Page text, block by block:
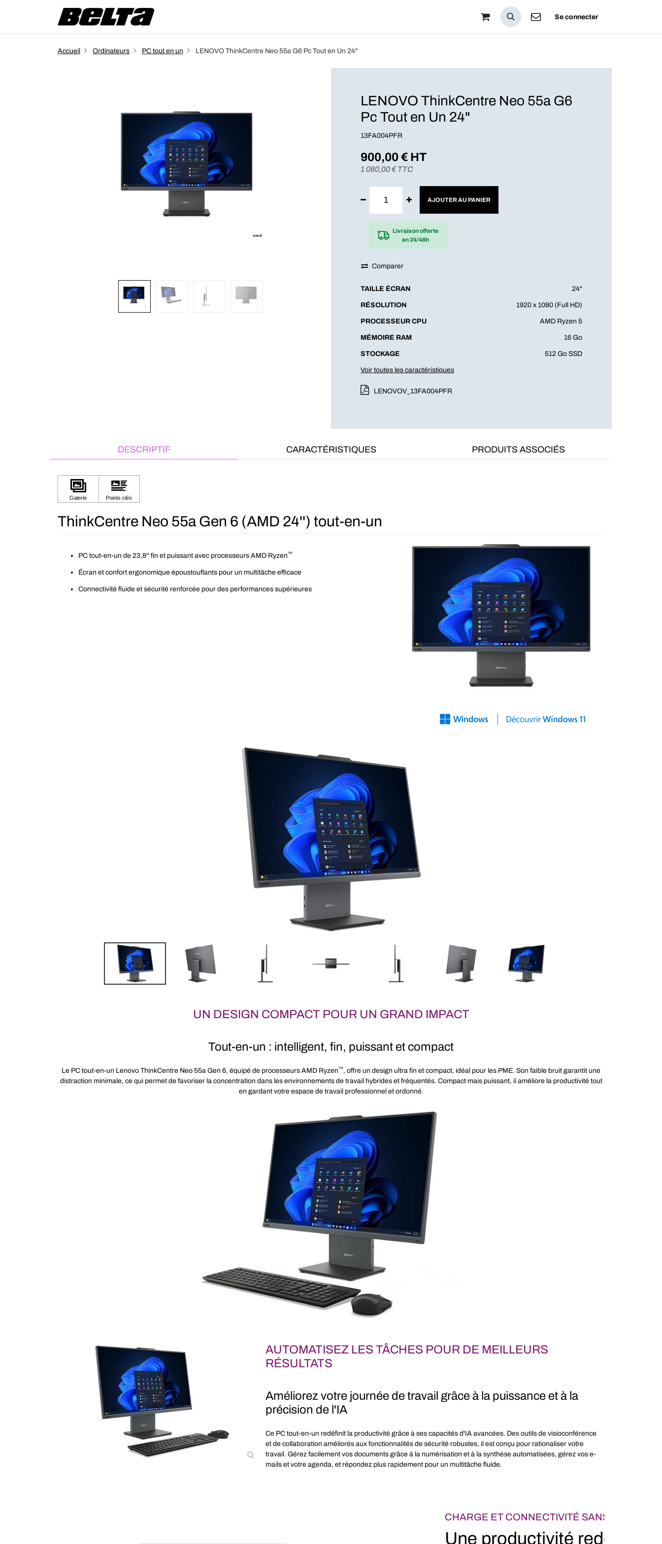
Se connecter
Accueil Ordinateurs PC tout en un LENOVO ThinkCentre Neo 55a G6 Pc Tout en Un 24"
LENOVO ThinkCentre Neo 55a G6
Pc Tout en Un 24"
13FA004PFR
900,00€ HT
1 080,00€ TTC
AJOUTER AU PANIER
Livraison offerte
en 24/48h
Comparer
TAILLE ÉCRAN 24"
RÉSOLUTION 1920 x 1080 (Full HD)
PROCESSEUR CPU AMD Ryzen 5
MÉMOIRE RAM 16 Go
STOCKAGE 512 Go SSD
Voir toutes les caractéristiques
LENOVOV_13FA004PFR
DESCRIPTIF CARACTÉRISTIQUES PRODUITS ASSOCIÉS
ThinkCentre Neo 55a Gen 6 (AMD 24'') tout-en-un
PC tout-en-un de 23,8'' fin et puissant avec processeurs AMD Ryzen™
Écran et confort ergonomique époustouflants pour un multitâche efficace
Connectivité fluide et sécurité renforcée pour des performances supérieures
UN DESIGN COMPACT POUR UN GRAND IMPACT
Tout-en-un : intelligent, fin, puissant et compact
Le PC tout-en-un Lenovo ThinkCentre Neo 55a Gen 6, équipé de processeurs AMD Ryzen™, offre un design ultra fin et compact, idéal pour les PME. Son faible bruit garantit une
distraction minimale, ce qui permet de favoriser la concentration dans les environnements de travail hybrides et fréquentés. Compact mais puissant, il améliore la productivité tout
en gardant votre espace de travail professionnel et ordonné.
AUTOMATISEZ LES TÂCHES POUR DE MEILLEURS
RÉSULTATS
Améliorez votre journée de travail grâce à la puissance et à la
précision de l'IA
Ce PC tout-en-un redéfinit la productivité grâce à ses capacités d'IA avancées. Des outils de visioconférence
et de collaboration améliorés aux fonctionnalités de sécurité robustes, il est conçu pour rationaliser votre
travail. Gérez facilement vos documents grâce à la numérisation et à la synthèse automatisées, gérez vos e-
mails et votre agenda, et répondez plus rapidement pour un multitâche fluide.
Une productivité redéfinie